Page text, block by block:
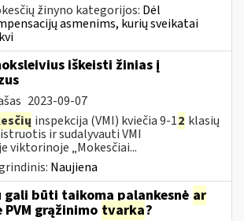
žinyno kategorijos: Dėl
asmenims, kurių sveikatai
iškeisti žinias į
2023-09-07
inspekcija (VMI) kviečia 9-12 klasių
ir sudalyvauti VMI
viktorinoje „Mokesčiai...
Naujiena
gali būti taikoma palankesnė ar
grąžinimo tvarka?